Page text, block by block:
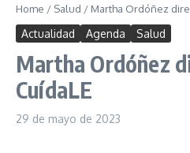
Home / Salud / Martha Ordóñez
Actualidad Agenda Salud
Martha Ordóñez
CuídaLE
29 de mayo de 2023